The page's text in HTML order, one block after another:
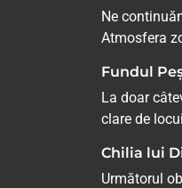
Ne
Atmosfera
Fundul
La doar
clare de
Chilia lui
Următorul